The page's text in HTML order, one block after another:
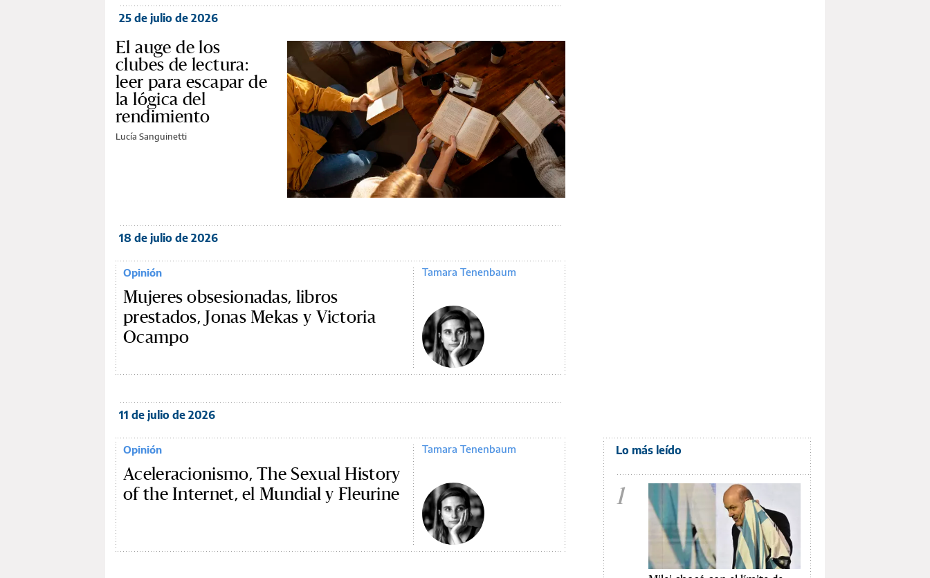
25 de julio de 2026
El auge de los
clubes de lectura:
leer para escapar de
la lógica del
rendimiento
Lucía Sanguinetti
18 de julio de 2026
Opinión
Mujeres obsesionadas, libros
prestados, Jonas Mekas y Victoria
Ocampo
Tamara Tenenbaum
11 de julio de 2026
Opinión
Aceleracionismo, The Sexual History
of the Internet, el Mundial y Fleurine
Tamara Tenenbaum Lo más leído
1